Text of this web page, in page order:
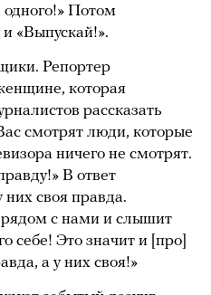
одного!» Потом
«Выпускай!».
Репортер
которая
рассказать
смотрят люди, которые
ничего не смотрят.
В ответ
них своя правда.
с нами и слышит
себе! Это значит и [про]
а у них своя!»